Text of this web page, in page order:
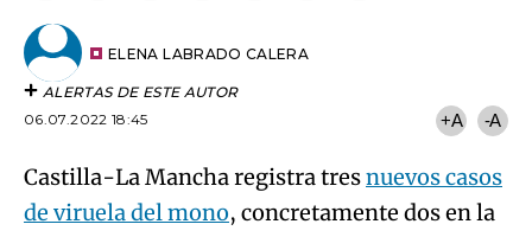
ELENA LABRADO CALERA
ALERTAS DE ESTE AUTOR
06.07.2022 18:45
+A -A
Castilla-La Mancha registra tresnuevos casos
de viruela del mono, concretamente dos en la